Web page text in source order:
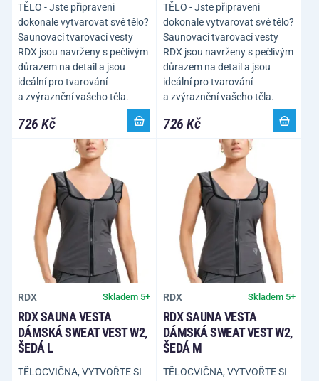
TĚLO - Jste připraveni
dokonale vytvarovat své tělo?
Saunovací tvarovací vesty
RDX jsou navrženy s pečlivým
důrazem na detail a jsou
ideální pro tvarování
a zvýraznění vašeho těla.
726 Kč
TĚLO - Jste připraveni
dokonale vytvarovat své tělo?
Saunovací tvarovací vesty
RDX jsou navrženy s pečlivým
důrazem na detail a jsou
ideální pro tvarování
a zvýraznění vašeho těla.
726 Kč
RDX Skladem 5+
RDX SAUNA VESTA
DÁMSKÁ SWEAT VEST W2,
ŠEDÁ L
TĚLOCVIČNA, VYTVOŘTE SI
RDX Skladem 5+
RDX SAUNA VESTA
DÁMSKÁ SWEAT VEST W2,
ŠEDÁ M
TĚLOCVIČNA, VYTVOŘTE SI